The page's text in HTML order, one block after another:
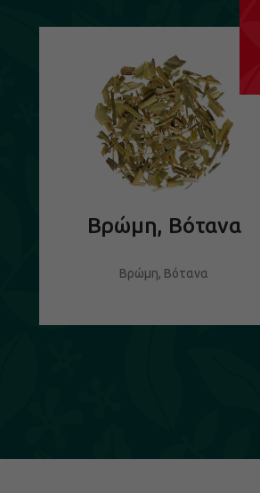
Βρώμη, Βότανα
Βρώμη, Βότανα